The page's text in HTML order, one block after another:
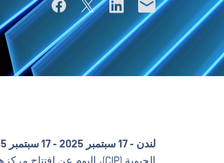
لندن - 17 سبتمبر 2025 - 17 سبتمبر 2025